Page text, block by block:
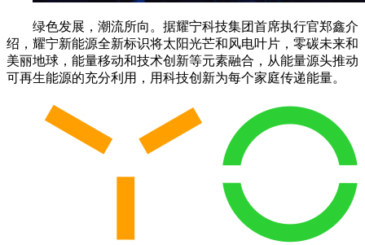
绿色发展，潮流所向。据耀宁科技集团首席执行官郑鑫介
绍，耀宁新能源全新标识将太阳光芒和风电叶片，零碳未来和
美丽地球，能量移动和技术创新等元素融合，从能量源头推动
可再生能源的充分利用，用科技创新为每个家庭传递能量。